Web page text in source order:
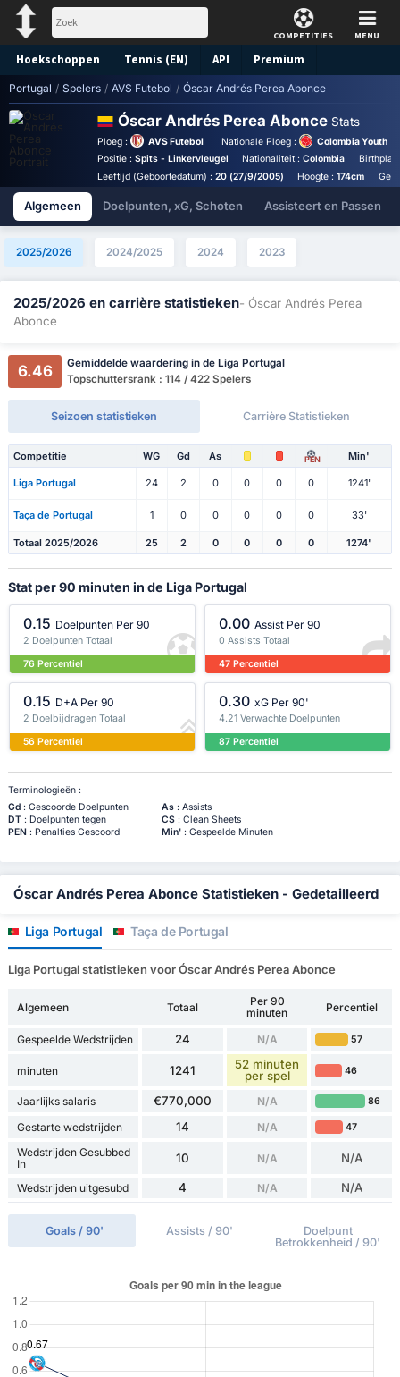
COMPETITIES MENU
Hoekschoppen Tennis (EN) API Premium
Voorspelling
Portugal / Spelers / AVS Futebol / Óscar Andrés Perea Abonce
Óscar Andrés Perea Abonce Stats
Ploeg : AVS Futebol Nationale Ploeg :
Colombia Youth
Positie : Spits - Linkervleugel Nationaliteit :Colombia
Leeftijd (Geboortedatum) : 20 (27/9/2005) Hoogte :174cm
Algemeen Doelpunten, xG, Schoten Assisteert en Passen
2025/2026 2024/2025 2024 2023
2025/2026 en carrière statistieken- Óscar Andrés Perea
Abonce
6.46
Gemiddelde waardering in de Liga Portugal
Topschuttersrank : 114 / 422 Spelers
Seizoen statistieken Carrière Statistieken
Competitie WG Gd As PEN Min'
Liga Portugal 24 2 0 0 0 0 1241'
Taça de Portugal 1 0 0 0 0 0 33'
Totaal 2025/2026 25 2 0 0 0 0 1274'
Stat per 90 minuten in de Liga Portugal
0.15 Doelpunten Per 90
2 Doelpunten Totaal
76 Percentiel
0.00 Assist Per 90
0 Assists Totaal
47 Percentiel
0.15 D+A Per 90
2 Doelbijdragen Totaal
56 Percentiel
0.30 xG Per 90'
4.21 Verwachte Doelpunten
87 Percentiel
Terminologieën :
Gd: Gescoorde Doelpunten As: Assists
DT: Doelpunten tegen CS: Clean Sheets
PEN: Penalties Gescoord Min': Gespeelde Minuten
Óscar Andrés Perea Abonce Statistieken - Gedetailleerd
Liga Portugal Taça de Portugal
Liga Portugal statistieken voor Óscar Andrés Perea Abonce
Algemeen Totaal
Per 90
minuten
Percentiel
Gespeelde Wedstrijden 24 N/A 57
minuten 1241
52 minuten
per spel
46
Jaarlijks salaris €770,000 N/A 86
Gestarte wedstrijden 14 N/A 47
Wedstrijden Gesubbed
In
10 N/A N/A
Wedstrijden uitgesubd 4 N/A N/A
Goals / 90' Assists / 90'
Doelpunt
Betrokkenheid / 90'